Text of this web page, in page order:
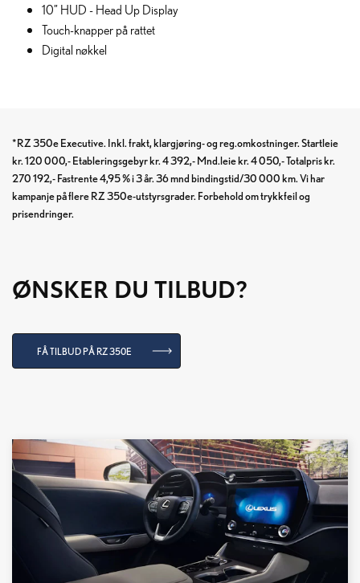
10” HUD - Head Up Display
Touch-knapper på rattet
Digital nøkkel
*RZ 350e Executive. Inkl. frakt, klargjøring- og reg.omkostninger. Startleie
kr. 120 000,- Etableringsgebyr kr. 4 392,- Mnd.leie kr. 4 050,- Totalpris kr.
270 192,- Fastrente 4,95 % i 3 år. 36 mnd bindingstid/30 000 km. Vi har
kampanje på flere RZ 350e-utstyrsgrader. Forbehold om trykkfeil og
prisendringer.
ØNSKER DU TILBUD?
FÅ TILBUD PÅ RZ 350E